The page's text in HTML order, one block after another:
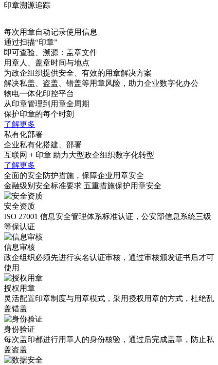
印章溯源追踪
每次用章自动记录使用信息
通过扫描“印章”
即可查验、溯源：盖章文件
用章人、盖章时间与地点
为政企组织提供安全、有效的用章解决方案
解决私盖、盗盖、错盖等用章风险，助力企业数字化办公
物电一体化印控平台
从印章管理到用章全周期
保护印章的每个时刻
了解更多
私有化部署
企业私有化搭建、部署
互联网 + 印章 助力大型政企组织数字化转型
了解更多
全面的安全防护措施，保障企业用章安全
金融级别安全标准要求 五重措施保护用章安全
安全资质
ISO 27001 信息安全管理体系标准认证，公安部信息系统三级
等保认证
信息审核
政企组织必须先进行实名认证审核，通过审核颁发证书后才可
使用
授权用章
灵活配置印章制度与用章模式，采用授权用章的方式，杜绝乱
盖错盖
身份验证
每次盖印都进行用章人的身份核验，通过后完成盖章，防止私
盖盗盖